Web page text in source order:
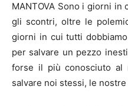
MANTOVA Sono i giorni
gli scontri, oltre le
giorni in cui tutti
per salvare un pezzo
forse il più conosciuto al
salvare noi stessi, le